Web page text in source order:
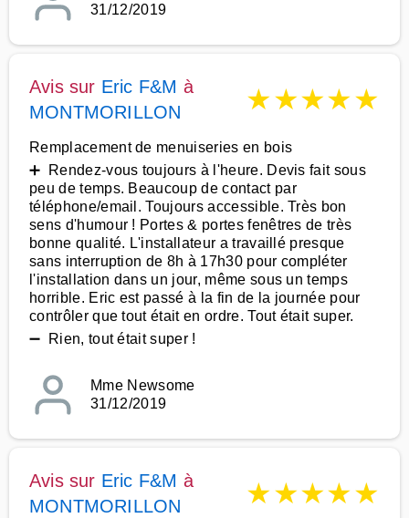
31/12/2019
Avis sur Eric F&M à
MONTMORILLON
★★★★★
Remplacement de menuiseries en bois
➕ Rendez-vous toujours à l'heure. Devis fait sous
peu de temps. Beaucoup de contact par
téléphone/email. Toujours accessible. Très bon
sens d'humour ! Portes & portes fenêtres de très
bonne qualité. L'installateur a travaillé presque
sans interruption de 8h à 17h30 pour compléter
l'installation dans un jour, même sous un temps
horrible. Eric est passé à la fin de la journée pour
contrôler que tout était en ordre. Tout était super.
➖ Rien, tout était super !
Mme Newsome
31/12/2019
Avis sur Eric F&M à
MONTMORILLON
★★★★★